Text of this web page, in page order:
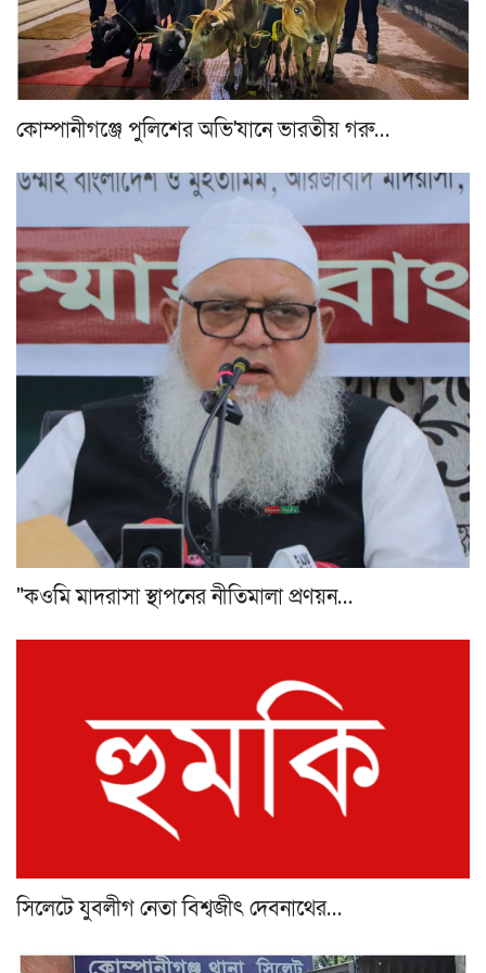
কোম্পানীগঞ্জে পুলিশের অভি'যানে ভারতীয় গরু…
"কওমি মাদরাসা স্থাপনের নীতিমালা প্রণয়ন…
সিলেটে যুবলীগ নেতা বিশ্বজীৎ দেবনাথের…